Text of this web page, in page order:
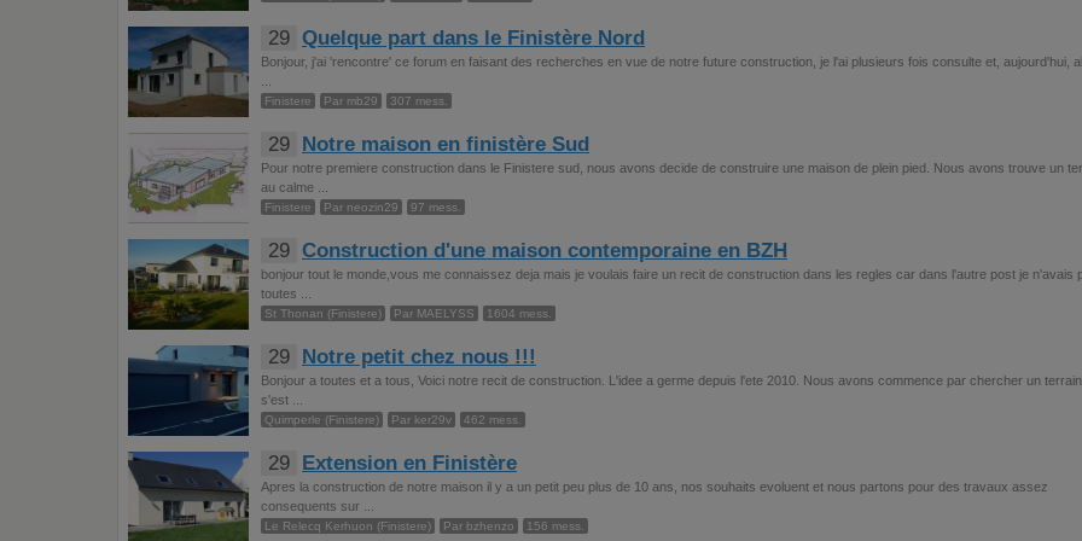
29 Quelque part dans le Finistère Nord
Bonjour, j'ai 'rencontre' ce forum en faisant des recherches en vue de notre future construction, je l'ai plusieurs fois consulte et, aujourd'hui,
Finistere Par mb29 307 mess.
29 Notre maison en finistère Sud
Pour notre premiere construction dans le Finistere sud, nous avons decide de construire une maison de plein pied. Nous avons trouve un
au calme ...
Finistere Par neozin29 97 mess.
29 Construction d'une maison contemporaine en BZH
bonjour tout le monde,vous me connaissez deja mais je voulais faire un recit de construction dans les regles car dans l'autre post je n'avais
toutes ...
St Thonan (Finistere) Par MAELYSS 1604 mess.
29 Notre petit chez nous !!!
Bonjour a toutes et a tous, Voici notre recit de construction. L'idee a germe depuis l'ete 2010. Nous avons commence par chercher un
s'est ...
Quimperle (Finistere) Par ker29v 462 mess.
29 Extension en Finistère
Apres la construction de notre maison il y a un petit peu plus de 10 ans, nos souhaits evoluent et nous partons pour des travaux assez
consequents sur ...
Le Relecq Kerhuon (Finistere) Par bzhenzo 156 mess.